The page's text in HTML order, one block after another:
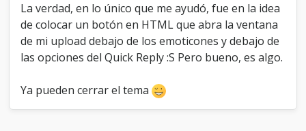
La verdad, en lo único que me ayudó, fue en la idea
de colocar un botón en HTML que abra la ventana
de mi upload debajo de los emoticones y debajo de
las opciones del Quick Reply :S Pero bueno, es algo.
Ya pueden cerrar el tema